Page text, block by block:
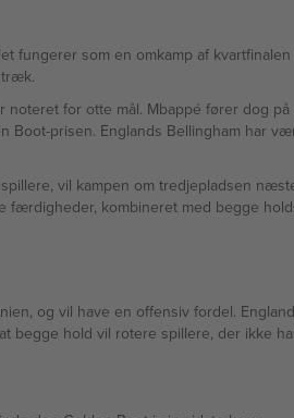
af kvartfinalen fra 2022 — Frankrigs 2-1-sejr
for otte mål. Mbappé fører dog
prisen. Englands Bellingham har
vil kampen om tredjepladsen
kombineret med begge
og vil have en offensiv fordel.
hold vil rotere spillere, der ikke